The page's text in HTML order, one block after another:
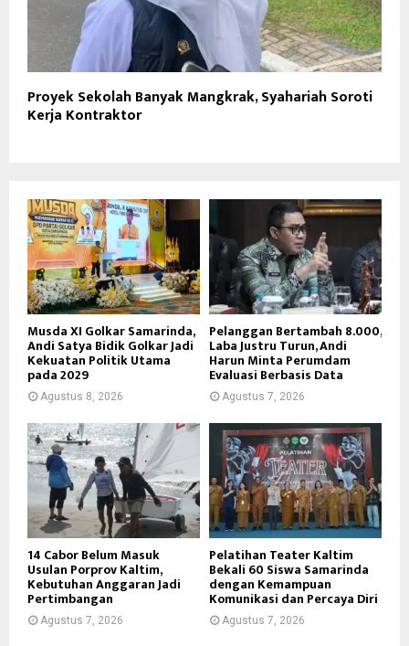
Proyek Sekolah Banyak Mangkrak, Syahariah Soroti
Kerja Kontraktor
Musda XI Golkar Samarinda,
Andi Satya Bidik Golkar Jadi
Kekuatan Politik Utama
pada 2029
Agustus 8, 2026
Pelanggan Bertambah 8.000,
Laba Justru Turun, Andi
Harun Minta Perumdam
Evaluasi Berbasis Data
Agustus 7, 2026
14 Cabor Belum Masuk
Usulan Porprov Kaltim,
Kebutuhan Anggaran Jadi
Pertimbangan
Agustus 7, 2026
Pelatihan Teater Kaltim
Bekali 60 Siswa Samarinda
dengan Kemampuan
Komunikasi dan Percaya Diri
Agustus 7, 2026